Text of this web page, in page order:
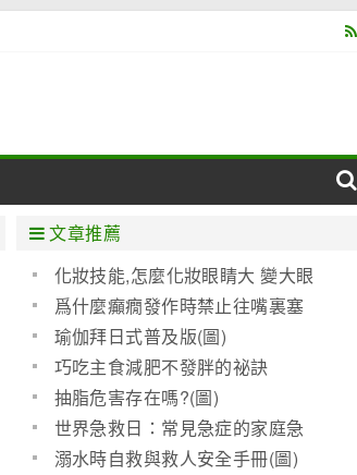
肝病
泌尿科
心血管
口腔科
文章推薦
化妝技能,怎麼化妝眼睛大 變大眼
睛化妝教程(圖)
爲什麼癲癇發作時禁止往嘴裏塞
任何東西?
瑜伽拜日式普及版(圖)
巧吃主食減肥不發胖的祕訣
抽脂危害存在嗎?(圖)
世界急救日：常見急症的家庭急
救
溺水時自救與救人安全手冊(圖)